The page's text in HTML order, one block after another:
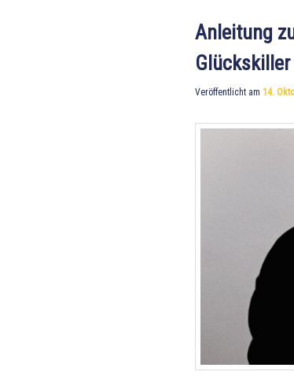
Anleitung
Glückskiller
Veröffentlicht am 14.